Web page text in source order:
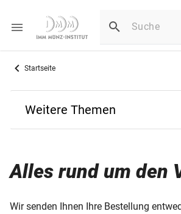
Startseite
Weitere Themen
Häufige Fragen
Alles rund um den Versand
Alles rund um den
Wir senden Ihnen Ihre Bestellung